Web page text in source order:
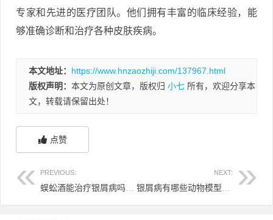
专家和先进的医疗团队。他们拥有丰富的临床经验，能
够准确诊断和治疗各种皮肤疾病。
本文地址： https://www.hnzaozhiji.com/137967.html
版权声明： 本文为原创文章，版权归 小七 所有，欢迎分享本
文，转载请保留出处！
点赞
PREVIOUS: NEXT: